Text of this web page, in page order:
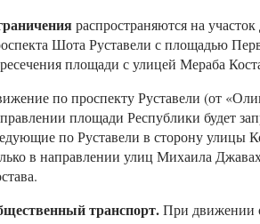
распространяются на
Шота Руставели с площадью
площади с улицей Мераба
по проспекту Руставели (от
площади Республики будет
по Руставели в сторону улицы
в направлении улиц Михаила
транспорт.При движении